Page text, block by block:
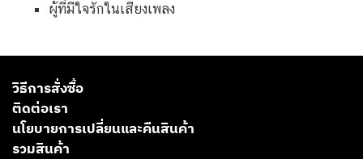
ผู้ที่มีใจรักในเสียงเพลง
วิธีการสั่งซื้อ
ติดต่อเรา
นโยบายการเปลี่ยนและคืนสินค้า
รวมสินค้า